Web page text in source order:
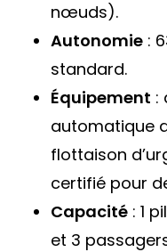
nœuds).
Autonomie:
standard.
Équipement :
automatique
flottaison
certifié pour
Capacité: 1
et 3